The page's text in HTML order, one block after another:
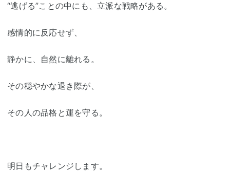
“逃げる”ことの中にも、立派な戦略がある。
感情的に反応せず、
静かに、自然に離れる。
その穏やかな退き際が、
その人の品格と運を守る。
明日もチャレンジします。